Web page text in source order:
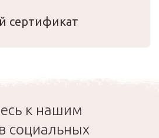
сертификат
к нашим
социальных